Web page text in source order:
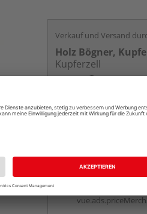
Verkauf und Versand
Holz Bögner,
Kupferzell
Online